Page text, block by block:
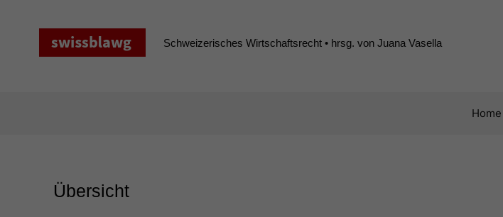
Schweizerisches Wirtschaftsrecht • hrsg. von Juana Vasella
Home
Übersicht